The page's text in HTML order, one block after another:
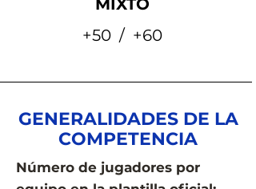
MIXTO
+50 / +60
GENERALIDADES DE LA
COMPETENCIA
Número de jugadores por